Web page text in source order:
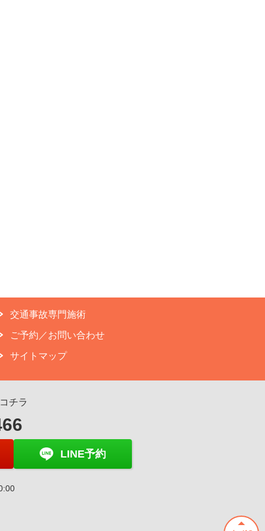
交通事故専門施術
ご予約／お問い合わせ
サイトマップ
チラ
LINE予約